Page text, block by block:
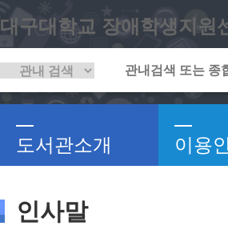
대구대학교 장애학생지원
도서관소개 이용
인사말